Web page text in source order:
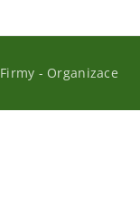
Firmy - Organizace